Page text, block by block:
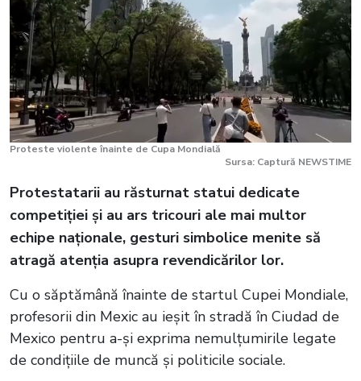
Proteste violente înainte de Cupa Mondială
Sursa: Captură NEWSTIME
Protestatarii au răsturnat statui dedicate
competiției și au ars tricouri ale mai multor
echipe naționale, gesturi simbolice menite să
atragă atenția asupra revendicărilor lor.
Cu o săptămână înainte de startul Cupei Mondiale,
profesorii din Mexic au ieșit în stradă în Ciudad de
Mexico pentru a-și exprima nemulțumirile legate
de condițiile de muncă și politicile sociale.